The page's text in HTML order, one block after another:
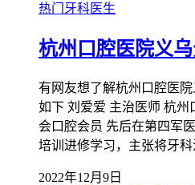
热门牙科医生
杭州口腔医院义
有网友想了解杭州口腔医
如下 刘爱爱 主治医师 杭
会口腔会员 先后在第四军
培训进修学习，主张将牙
2022年12月9日